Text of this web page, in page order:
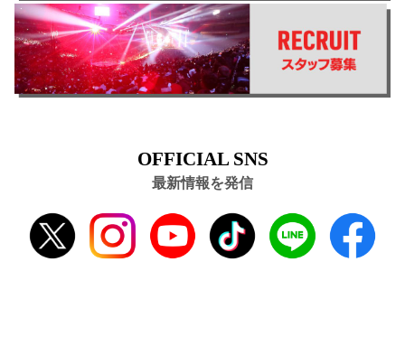
OFFICIAL SNS
最新情報を発信